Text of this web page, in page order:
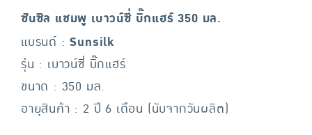
ซันซิล แชมพู เบาวน์ซี่ บิ๊กแฮร์ 350 มล.
แบรนด์ :Sunsilk
รุ่น : เบาวน์ซี่ บิ๊กแฮร์
ขนาด : 350 มล.
อายุสินค้า : 2 ปี 6 เดือน (นับจากวันผลิต)